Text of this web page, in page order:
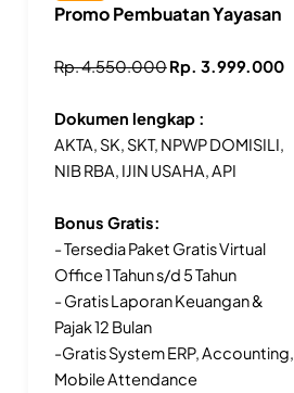
Promo Pembuatan Yayasan
Rp. 4.550.000Rp. 3.999.000
Dokumen lengkap :
AKTA, SK, SKT, NPWP DOMISILI,
NIB RBA, IJIN USAHA, API
Bonus Gratis:
- Tersedia Paket Gratis Virtual
Office 1 Tahun s/d 5 Tahun
- Gratis Laporan Keuangan &
Pajak 12 Bulan
-Gratis System ERP, Accounting,
Mobile Attendance